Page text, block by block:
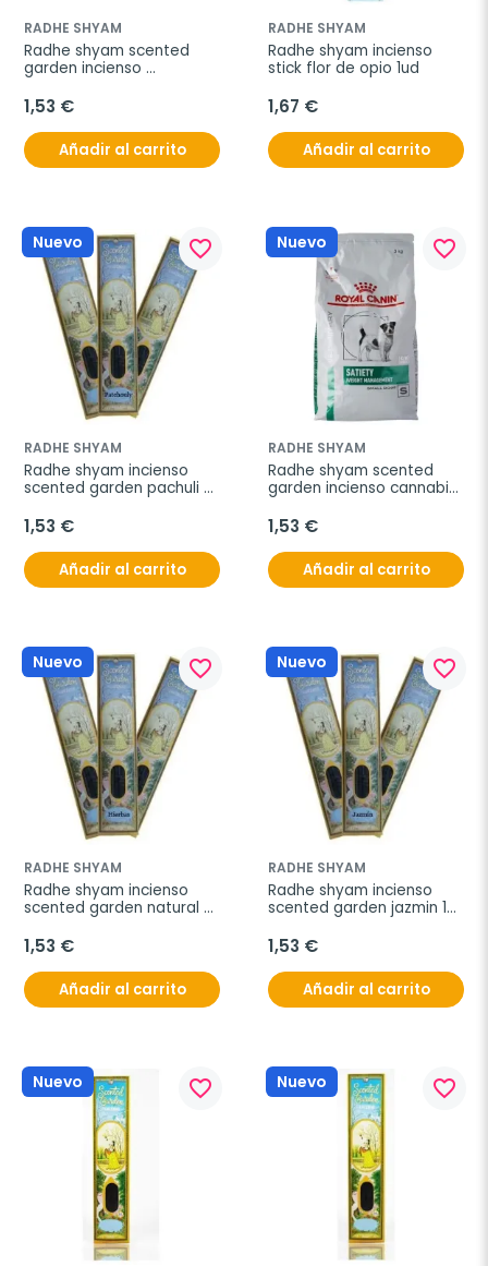
RADHE SHYAM
Radhe shyam scented
garden incienso
1,53 €
Añadir al carrito
RADHE SHYAM
Radhe shyam incienso
stick flor de opio 1ud
1,67 €
Añadir al carrito
Nuevo favorite_border
RADHE SHYAM
Radhe shyam incienso
scented garden pachuli
1,53 €
Añadir al carrito
Nuevo favorite_border
RADHE SHYAM
Radhe shyam scented
garden incienso cannabis
1,53 €
Añadir al carrito
Nuevo favorite_border
RADHE SHYAM
Radhe shyam incienso
scented garden natural
1,53 €
Añadir al carrito
Nuevo favorite_border
RADHE SHYAM
Radhe shyam incienso
scented garden jazmin 12
1,53 €
Añadir al carrito
Nuevo favorite_border Nuevo favorite_border